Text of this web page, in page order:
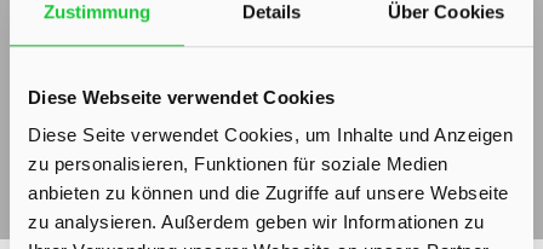
Zustimmung Details Über Cookies
Diese Webseite verwendet Cookies
Diese Seite verwendet Cookies, um Inhalte und Anzeigen
zu personalisieren, Funktionen für soziale Medien
anbieten zu können und die Zugriffe auf unsere Webseite
zu analysieren. Außerdem geben wir Informationen zu